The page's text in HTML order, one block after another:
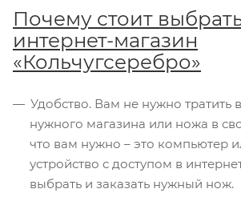
Почему стоит
интернет-магазин
«Кольчугсеребро»
Удобство. Вам не нужно тратить
нужного магазина или ножа в
что вам нужно – это компьютер
устройство с доступом в
выбрать и заказать нужный нож.